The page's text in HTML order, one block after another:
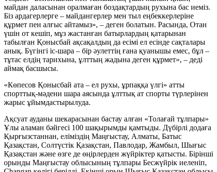
майдан даласынан оралмаған боздақтардың рухына бас иеміз.
Біз ардагерлерге – майдангерлер мен тыл еңбеккерлеріне
құрмет пен алғыс айтамыз», – деген болатын. Расында, Отан
үшін от кешіп, мұз жастанған батырлардың қатарынан
табылған Қонысбай ақсақалдың да есімі ел есінде сақталары
анық. Бүгінгі іс-шара – бір әулеттің ғана қуанышы емес, бұл –
тұтас елдің тарихына, ұлттың жадына деген құрмет», – деді
аймақ басшысы.
«Көпесов Қонысбай ата – ел рухы, ұрпаққа үлгі» атты
спорттық-мәдени шара аясында ұлттық ат спорты түрлерінен
жарыс ұйымдастырылуда.
Ақсуат ауданы шекарасынан бастау алған «Толағай тұлпары»
Ұлы аламан бәйгесі 100 шақырымды қамтыды. Дүбірлі додаға
Қырғызстаннан, еліміздің Маңғыстау, Алматы, Батыс
Қазақстан, Солтүстік Қазақстан, Павлодар, Жамбыл, Шығыс
Қазақстан және өзге де өңірлерден жүйріктер қатысты. Бірінші
орынды Маңғыстау облысының тұлпары Бесжүйрік иеленіп,